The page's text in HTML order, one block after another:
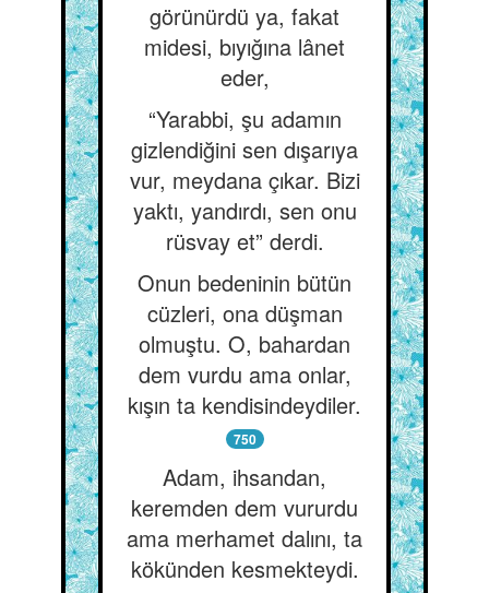
görünürdü ya, fakat
midesi, bıyığına lânet
eder,
“Yarabbi, şu adamın
gizlendiğini sen dışarıya
vur, meydana çıkar. Bizi
yaktı, yandırdı, sen onu
rüsvay et” derdi.
Onun bedeninin bütün
cüzleri, ona düşman
olmuştu. O, bahardan
dem vurdu ama onlar,
kışın ta kendisindeydiler.
750
Adam, ihsandan,
keremden dem vururdu
ama merhamet dalını, ta
kökünden kesmekteydi.